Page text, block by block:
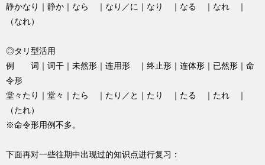
静かなり｜静か｜なら ｜なり／に｜なり ｜なる ｜なれ ｜
（なれ）
◎タリ型活用
例 词｜词干｜未然形｜连用形 ｜终止形｜连体形｜已然形｜命
令形
堂々たり｜堂々｜たら ｜たり／と｜たり ｜たる ｜たれ ｜
（たれ）
※命令形用例不多。
下面再对一些往期中出现过的知识点进行复习：